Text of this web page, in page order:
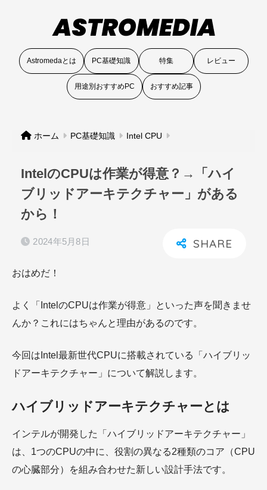
Astromedaとは PC基礎知識 特集 レビュー
用途別おすすめPC おすすめ記事
ホーム PC基礎知識 Intel CPU
IntelのCPUは作業が得意？→「ハイ
ブリッドアーキテクチャー」がある
から！
2024年5月8日
おはめだ！
よく「IntelのCPUは作業が得意」といった声を聞きませ
んか？これにはちゃんと理由があるのです。
今回はIntel最新世代CPUに搭載されている「ハイブリッ
ドアーキテクチャー」について解説します。
ハイブリッドアーキテクチャーとは
インテルが開発した「ハイブリッドアーキテクチャー」
は、1つのCPUの中に、役割の異なる2種類のコア（CPU
の心臓部分）を組み合わせた新しい設計手法です。